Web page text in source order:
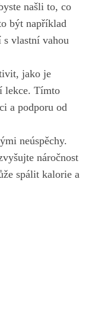
našli to, co
být například
vlastní vahou
‌jako je
lekce. Tímto
a podporu od
neúspěchy.
náročnost
spálit kalorie a